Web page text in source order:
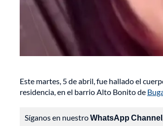
Este martes, 5 de abril, fue hallado el
residencia, en el barrio Alto Bonito de
Síganos en nuestroWhatsApp Channel